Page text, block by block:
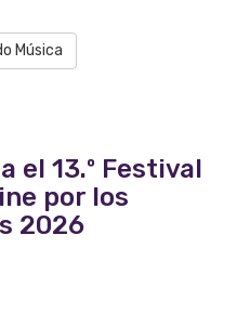
Música
el 13.º Festival
por los
2026